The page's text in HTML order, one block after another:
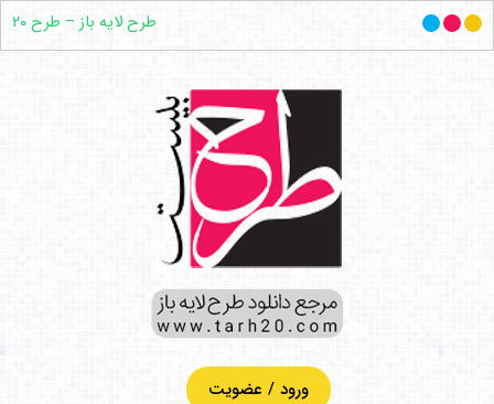
ورود / عضویت
طرح لایه باز – طرح ۲۰